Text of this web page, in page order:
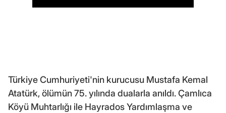
Türkiye Cumhuriyeti'nin kurucusu Mustafa Kemal
Atatürk, ölümün 75. yılında dualarla anıldı. Çamlıca
Köyü Muhtarlığı ile Hayrados Yardımlaşma ve